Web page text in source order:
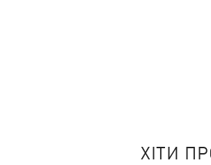
ХІТИ